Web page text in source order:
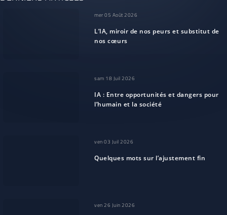
mer 05 Août 2026
L’IA, miroir de nos peurs et substitut de
nos cœurs
sam 18 Juil 2026
IA : Entre opportunités et dangers pour
l’humain et la société
ven 03 Juil 2026
Quelques mots sur l’ajustement fin
ven 26 Juin 2026